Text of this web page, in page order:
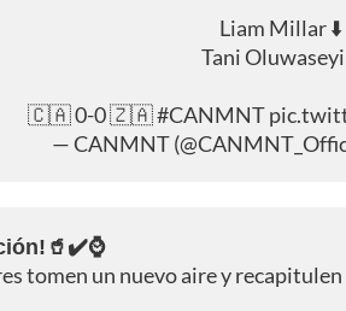
Liam Millar ⬇️
Tani
🇨🇦 0-0 🇿🇦#CANMNT
— CANMNT
tomen un nuevo aire y